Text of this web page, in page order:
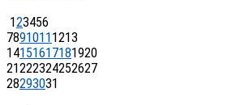
123456
78910111213
14151617181920
21222324252627
28293031